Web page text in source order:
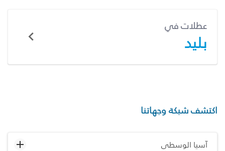
عطلات في
بليد
اكتشف شبكة وجهاتنا
آسيا الوسطى